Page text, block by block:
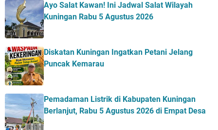
Ayo Salat Kawan! Ini Jadwal Salat Wilayah
Kuningan Rabu 5 Agustus 2026
Diskatan Kuningan Ingatkan Petani Jelang
Puncak Kemarau
Pemadaman Listrik di Kabupaten Kuningan
Berlanjut, Rabu 5 Agustus 2026 di Empat Desa